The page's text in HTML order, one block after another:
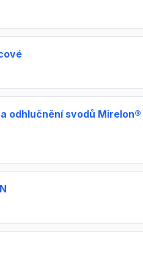
odhlučnění svodů Mirelon®